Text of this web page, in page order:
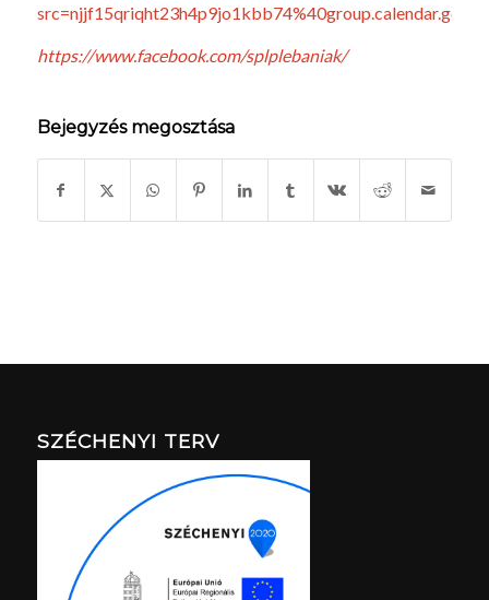
https://www.facebook.com/splplebaniak/
Bejegyzés megosztása
SZÉCHENYI TERV